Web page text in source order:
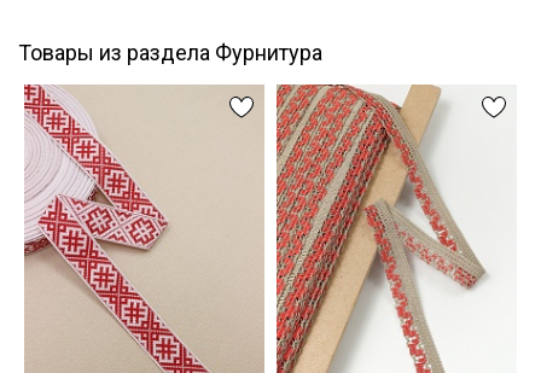
Товары из раздела Фурнитура